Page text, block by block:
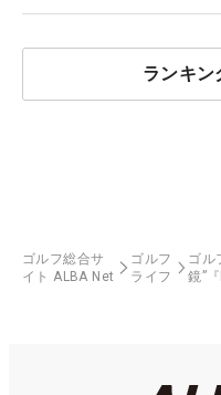
ランキン
ゴルフ総合サ
イト ALBA Net
ゴルフ
ライフ
ゴル
鏡”